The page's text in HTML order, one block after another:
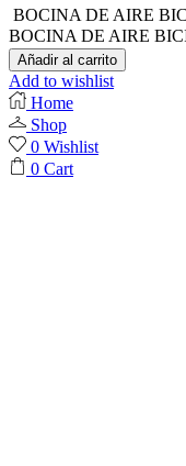
BOCINA DE AIRE
BOCINA DE AIRE
Añadir al carrito
Add to wishlist
Home
Shop
0 Wishlist
0 Cart